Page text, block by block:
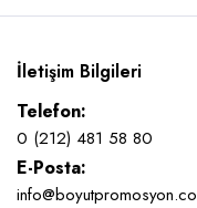
İletişim Bilgileri
Telefon:
0 (212) 481 58 80
E-Posta: